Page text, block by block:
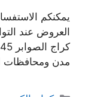
يمكنكم
العروض عند
مدن ومحافظات